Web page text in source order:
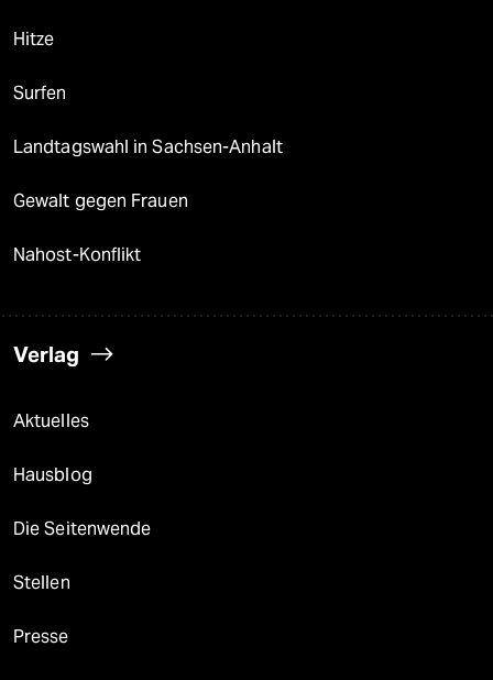
Hitze
Surfen
Landtagswahl in Sachsen-Anhalt
Gewalt gegen Frauen
Nahost-Konflikt
Verlag
Aktuelles
Hausblog
Die Seitenwende
Stellen
Presse